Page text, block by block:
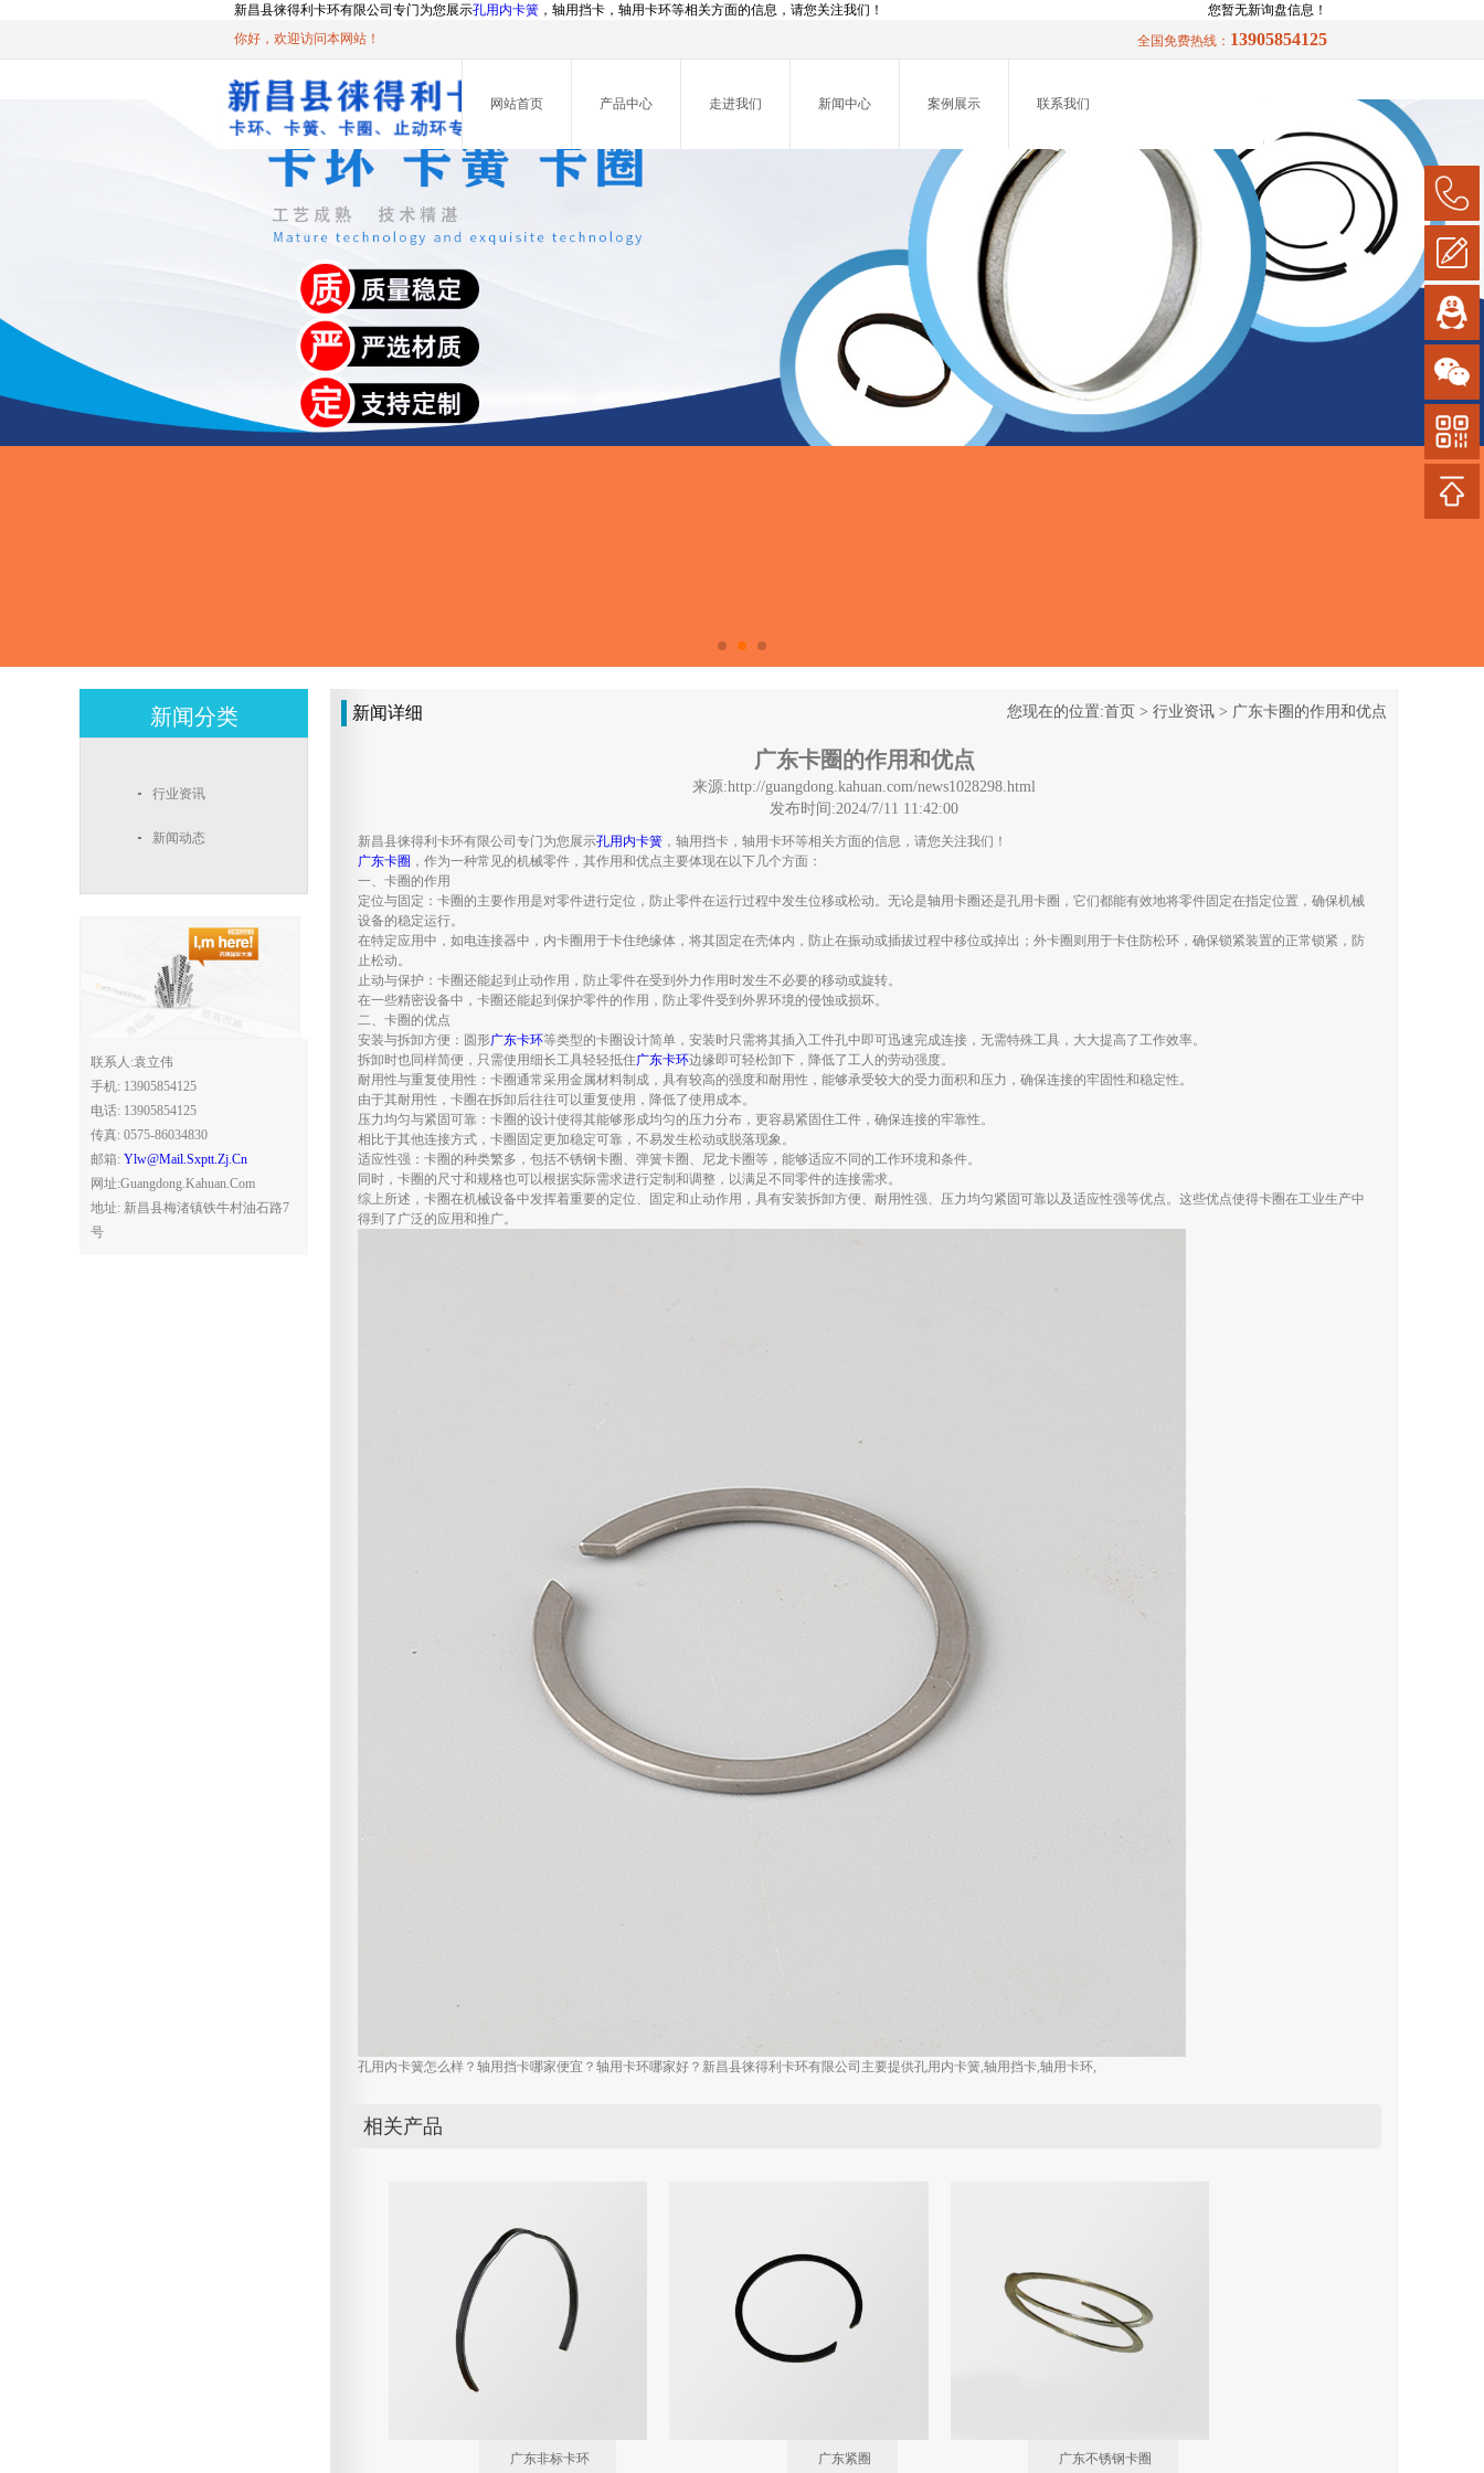
新昌县徕得利卡环有限公司专门为您展示孔用内卡簧 ，轴用挡卡，轴用卡环等相关方面的信息，请您关注我们！
您暂无新询盘信息！
你好，欢迎访问本网站！
全国免费热线： 13905854125
网站首页 产品中心 走进我们 新闻中心 案例展示 联系我们
新闻分类
行业资讯
新闻动态
联系人:袁立伟
手机: 13905854125
电话: 13905854125
传真: 0575-86034830
邮箱: Ylw@mail.sxptt.zj.cn
网址:guangdong.kahuan.com
地址: 新昌县梅渚镇铁牛村油石路7
号
新闻详细 您现在的位置:首页 > 行业资讯 > 广东卡圈的作用和优点
广东卡圈的作用和优点
来源:http://guangdong.kahuan.com/news1028298.html
发布时间:2024/7/11 11:42:00
新昌县徕得利卡环有限公司专门为您展示孔用内卡簧 ，轴用挡卡，轴用卡环等相关方面的信息，请您关注我们！
广东卡圈 ，作为一种常见的机械零件，其作用和优点主要体现在以下几个方面：
一、卡圈的作用
定位与固定：卡圈的主要作用是对零件进行定位，防止零件在运行过程中发生位移或松动。无论是轴用卡圈还是孔用卡圈，它们都能有效地将零件固定在指定位置，确保机械
设备的稳定运行。
在特定应用中，如电连接器中，内卡圈用于卡住绝缘体，将其固定在壳体内，防止在振动或插拔过程中移位或掉出；外卡圈则用于卡住防松环，确保锁紧装置的正常锁紧，防
止松动。
止动与保护：卡圈还能起到止动作用，防止零件在受到外力作用时发生不必要的移动或旋转。
在一些精密设备中，卡圈还能起到保护零件的作用，防止零件受到外界环境的侵蚀或损坏。
二、卡圈的优点
安装与拆卸方便：圆形广东卡环等类型的卡圈设计简单，安装时只需将其插入工件孔中即可迅速完成连接，无需特殊工具，大大提高了工作效率。
拆卸时也同样简便，只需使用细长工具轻轻抵住广东卡环边缘即可轻松卸下，降低了工人的劳动强度。
耐用性与重复使用性：卡圈通常采用金属材料制成，具有较高的强度和耐用性，能够承受较大的受力面积和压力，确保连接的牢固性和稳定性。
由于其耐用性，卡圈在拆卸后往往可以重复使用，降低了使用成本。
压力均匀与紧固可靠：卡圈的设计使得其能够形成均匀的压力分布，更容易紧固住工件，确保连接的牢靠性。
相比于其他连接方式，卡圈固定更加稳定可靠，不易发生松动或脱落现象。
适应性强：卡圈的种类繁多，包括不锈钢卡圈、弹簧卡圈、尼龙卡圈等，能够适应不同的工作环境和条件。
同时，卡圈的尺寸和规格也可以根据实际需求进行定制和调整，以满足不同零件的连接需求。
综上所述，卡圈在机械设备中发挥着重要的定位、固定和止动作用，具有安装拆卸方便、耐用性强、压力均匀紧固可靠以及适应性强等优点。这些优点使得卡圈在工业生产中
得到了广泛的应用和推广。
孔用内卡簧怎么样？轴用挡卡哪家便宜？轴用卡环哪家好？新昌县徕得利卡环有限公司主要提供孔用内卡簧,轴用挡卡,轴用卡环,
相关产品
广东非标卡环 广东紧圈 广东不锈钢卡圈
AI客服